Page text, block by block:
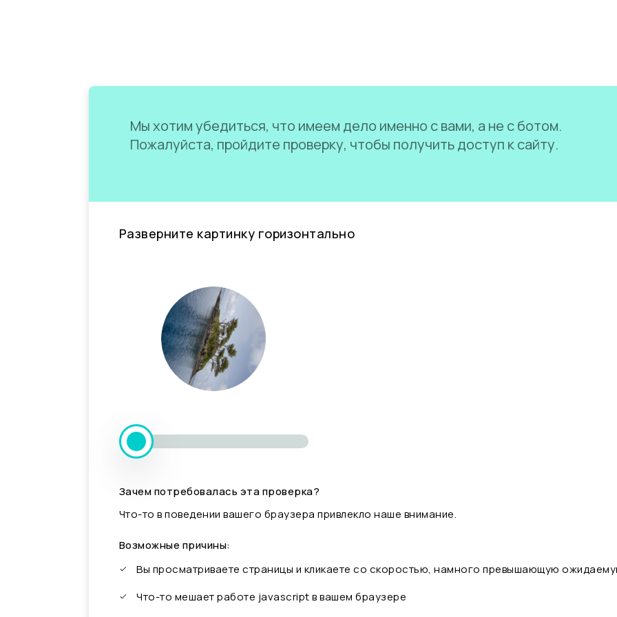
Мы хотим убедиться, что имеем дело именно с вами, а не с ботом.
Пожалуйста, пройдите проверку, чтобы получить доступ к сайту.
Разверните картинку горизонтально
Зачем потребовалась эта проверка?
Что-то в поведении вашего браузера привлекло наше внимание.
Возможные причины:
Вы просматриваете страницы и кликаете со скоростью, намного превышающую
Что-то мешает работе javascript в вашем браузере